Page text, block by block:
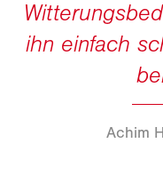
Achim